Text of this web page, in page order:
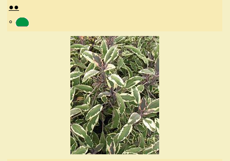
●●
◦